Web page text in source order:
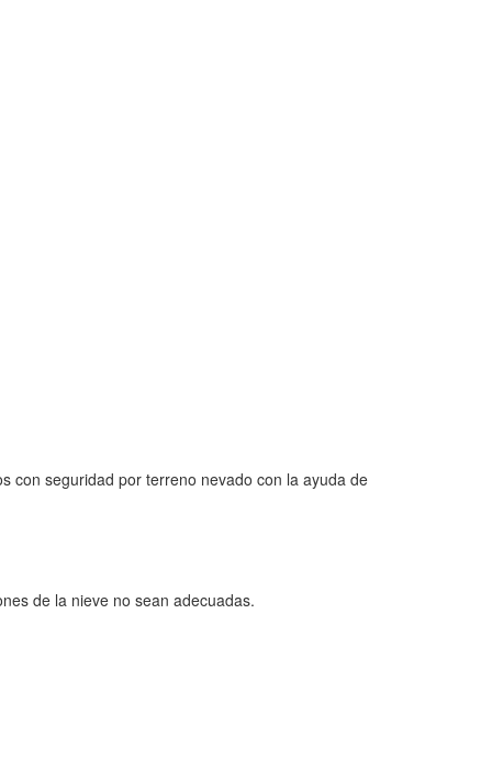
con seguridad por terreno nevado con la ayuda de
de la nieve no sean adecuadas.